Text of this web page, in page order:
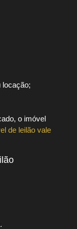
locação;
o imóvel
de leilão vale